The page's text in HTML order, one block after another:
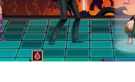
do
seu
PS4
em
29
de
Agosto